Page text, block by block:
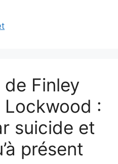
Finley
Lockwood :
suicide et
présent